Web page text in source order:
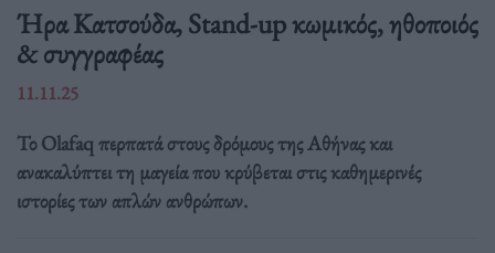
Ήρα Κατσούδα, Stand-up κωμικός, ηθοποιός
& συγγραφέας
11.11.25
Το Olafaq περπατά στους δρόμους της Αθήνας και
ανακαλύπτει τη μαγεία που κρύβεται στις καθημερινές
ιστορίες των απλών ανθρώπων.